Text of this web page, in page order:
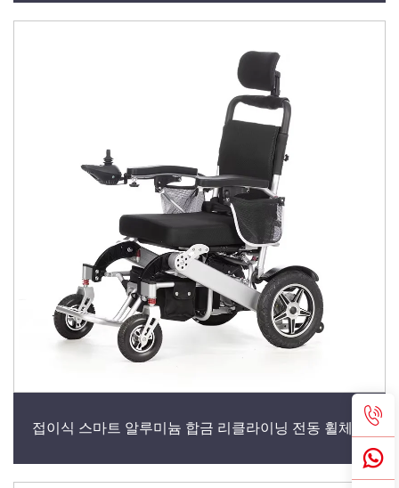
접이식 스마트 알루미늄 합금 리클라이닝 전동 휠체어